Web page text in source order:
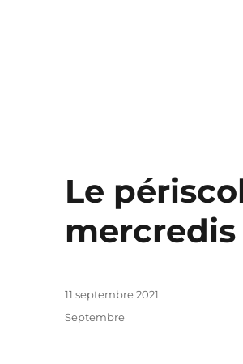
Le
mercredis
Publié
11 septembre 2021
Catégories
Septembre